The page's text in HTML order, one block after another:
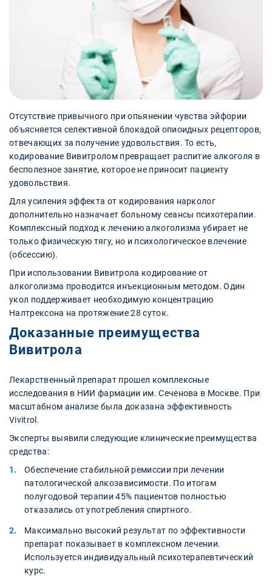
Отсутствие привычного при опьянении чувства эйфории
объясняется селективной блокадой опиоидных рецепторов,
отвечающих за получение удовольствия. То есть,
кодирование Вивитролом превращает распитие алкоголя в
бесполезное занятие, которое не приносит пациенту
удовольствия.
Для усиления эффекта от кодирования нарколог
дополнительно назначает больному сеансы психотерапии.
Комплексный подход к лечению алкоголизма убирает не
только физическую тягу, но и психологическое влечение
(обсессию).
При использовании Вивитрола кодирование от
алкоголизма проводится инъекционным методом. Один
укол поддерживает необходимую концентрацию
Налтрексона на протяжение 28 суток.
Доказанные преимущества
Вивитрола
Лекарственный препарат прошел комплексные
исследования в НИИ фармации им. Сеченова в Москве. При
масштабном анализе была доказана эффективность
Vivitrol.
Эксперты выявили следующие клинические преимущества
средства:
Обеспечение стабильной ремиссии при лечении
патологической алкозависимости. По итогам
полугодовой терапии 45% пациентов полностью
отказались от употребления спиртного.
Максимально высокий результат по эффективности
препарат показывает в комплексном лечении.
Используется индивидуальный психотерапевтический
курс.